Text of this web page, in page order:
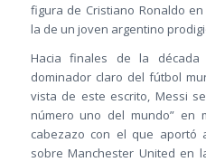
figura de Cristiano Ronaldo
la de un joven argentino
Hacia finales de la
dominador claro del fútbol
vista de este escrito, Messi
número uno del mundo” en
cabezazo con el que aportó
sobre Manchester United en